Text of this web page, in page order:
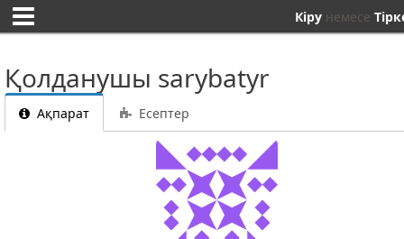
Кіру немесе
Қолданушы sarybatyr
Ақпарат Есептер